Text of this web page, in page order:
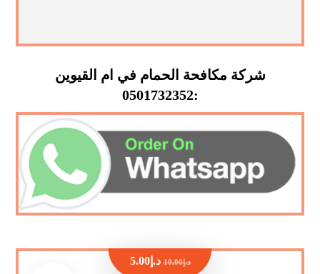
شركة مكافحة الحمام في ام القيوين
:0501732352
د.إ10.00 د.إ5.00